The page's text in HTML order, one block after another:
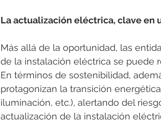
La actualización eléctrica, clave en
Más allá de la oportunidad, las
de la instalación eléctrica se puede
En términos de sostenibilidad,
protagonizan la transición
iluminación, etc.), alertando del
actualización de la instalación